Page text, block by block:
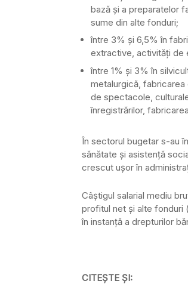
bază şi a preparatelor
sume din alte fonduri;
între 3% şi 6,5% în
extractive, activităţi de
între 1% şi 3% în
metalurgică,
de spectacole,
înregistrărilor,
În sectorul bugetar s-au
sănătate şi asistenţă
crescut uşor în
Câştigul salarial mediu
profitul net şi alte fonduri
în instanţă a drepturilor
CITEȘTE ȘI: